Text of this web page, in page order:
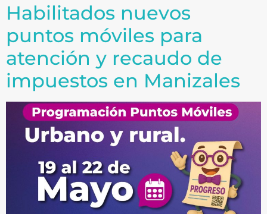
Habilitados nuevos
puntos móviles para
atención y recaudo de
impuestos en Manizales